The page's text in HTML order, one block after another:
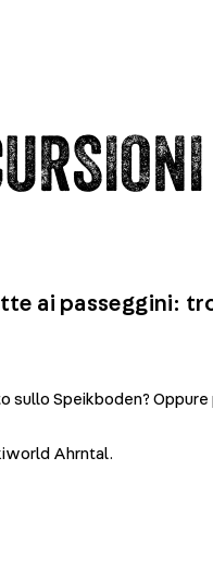
ai passeggini:
sullo Speikboden?
Ahrntal.